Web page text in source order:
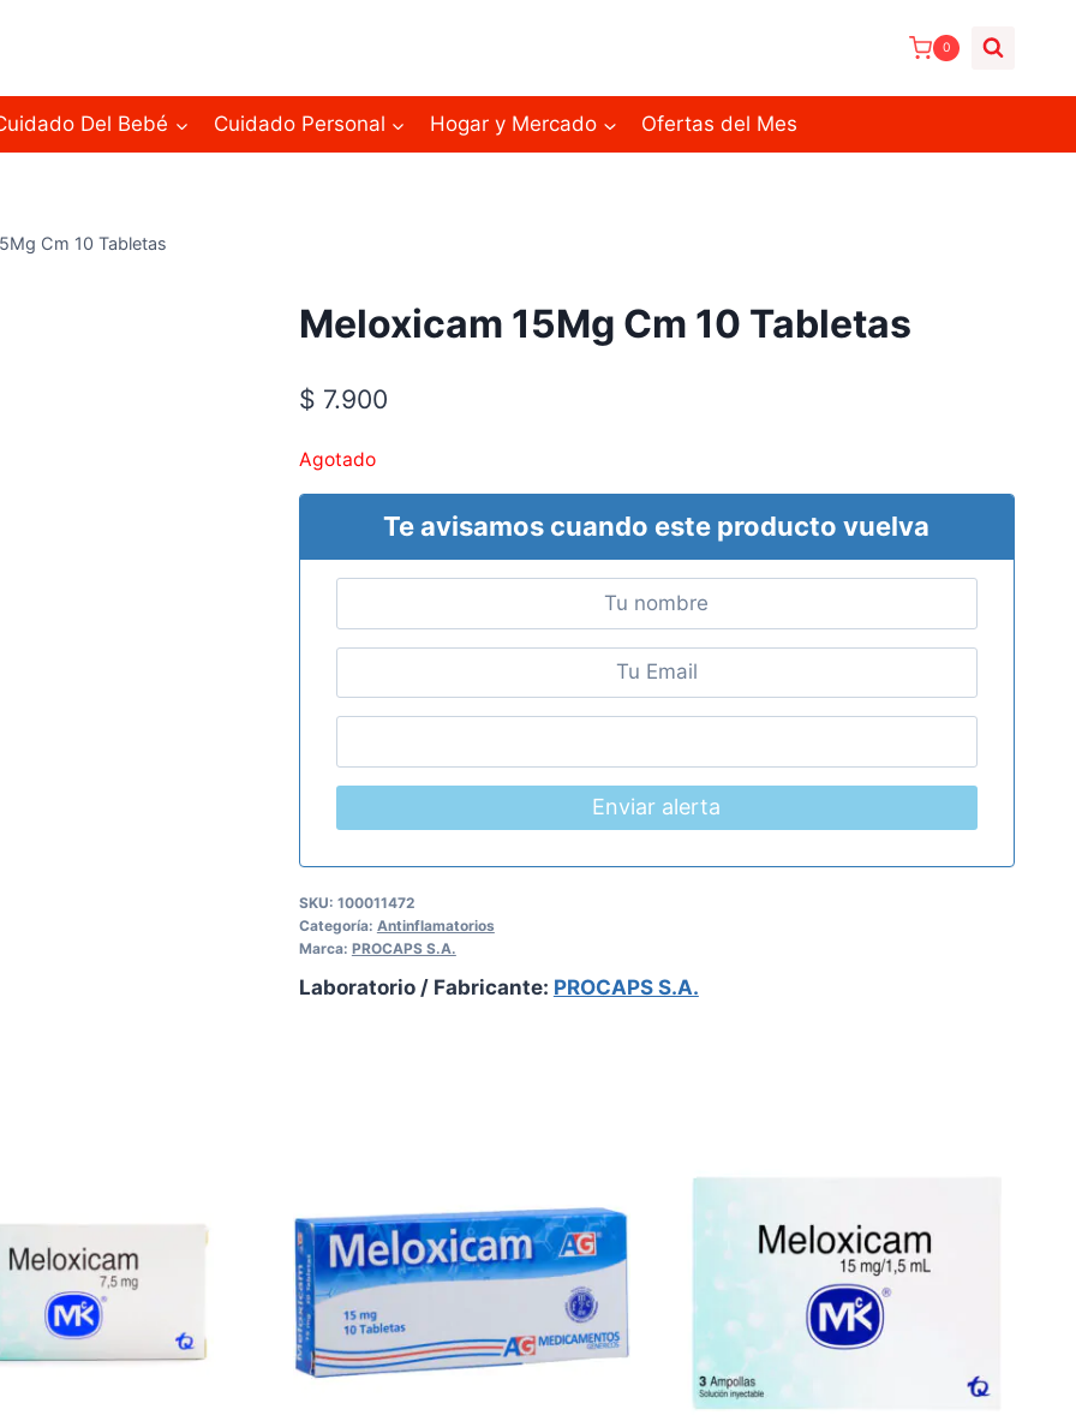
0
Del Bebé Cuidado Personal Hogar y Mercado Ofertas del Mes
Cm 10 Tabletas
Meloxicam 15Mg Cm 10 Tabletas
$ 7.900
Agotado
Te avisamos cuando este producto vuelva
Enviar alerta
SKU: 100011472
Categoría: Antinflamatorios
Marca: PROCAPS S.A.
Laboratorio / Fabricante: PROCAPS S.A.